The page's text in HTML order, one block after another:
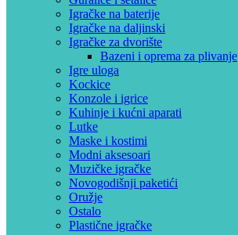
Igračke na baterije
Igračke na daljinski
‎Igračke za dvorište
Bazeni i oprema za plivanje
Igre uloga
Kockice
Konzole i igrice
Kuhinje i kućni aparati
Lutke
Maske i kostimi
Modni aksesoari
Muzičke igračke
Novogodišnji paketići
Oružje
Ostalo
Plastične igračke